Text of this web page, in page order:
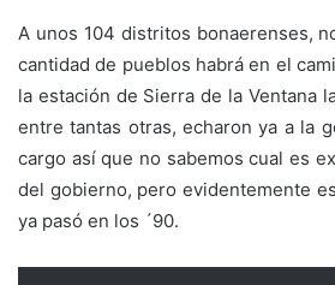
A unos 104 distritos bonaerenses,
cantidad de pueblos habrá en el
la estación de Sierra de la Ventana
entre tantas otras, echaron ya a la
cargo así que no sabemos cual es
del gobierno, pero evidentemente
ya pasó en los ´90.